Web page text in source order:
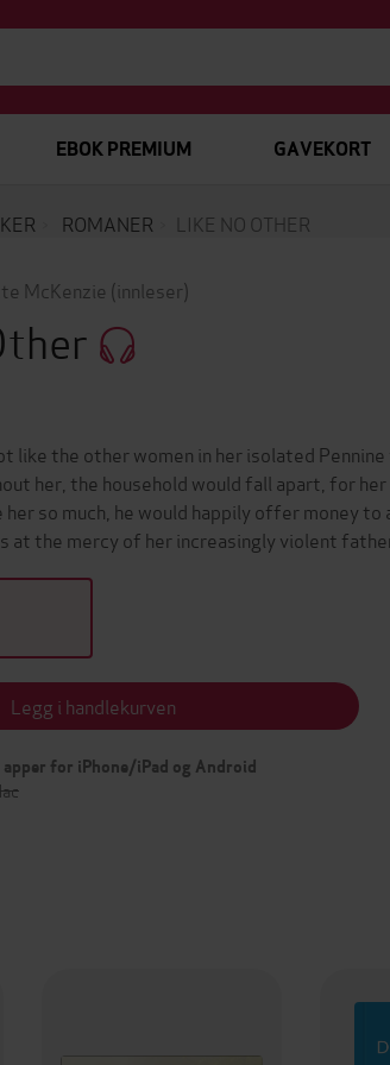
EBOK PREMIUM GAVEKORT
ROMANER LIKE NO OTHER
McKenzie (innleser)
like the other women in her isolated
her, the household would fall apart, for
so much, he would happily offer money to
at the mercy of her increasingly violent
Legg i handlekurven
for iPhone/iPad og Android